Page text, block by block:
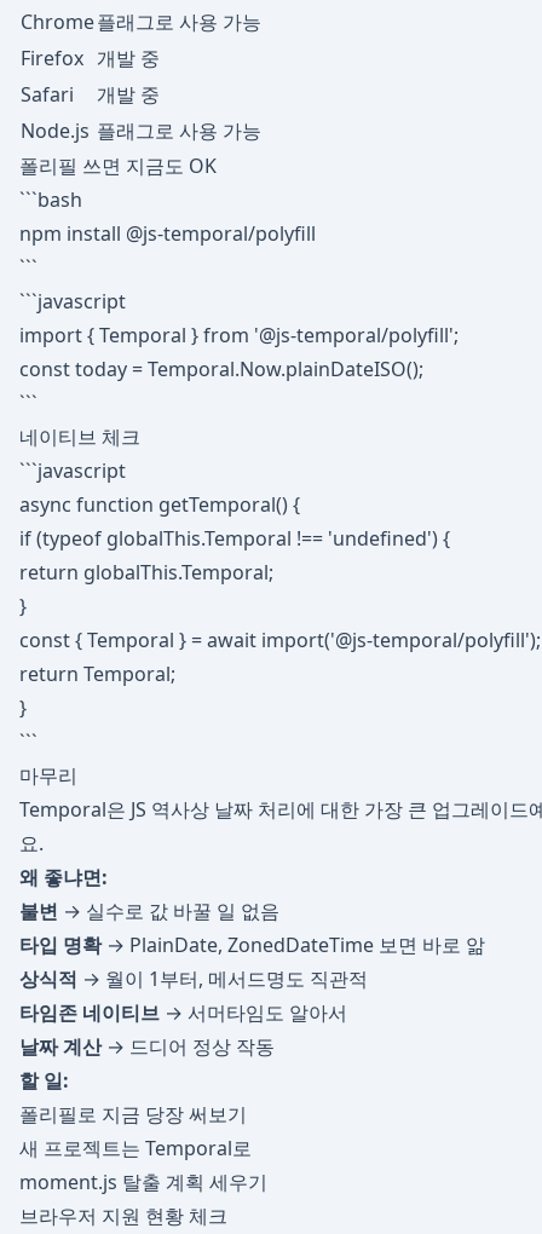
Chrome플래그로 사용 가능
Firefox 개발 중
Safari
개발 중
Node.js 플래그로 사용 가능
폴리필 쓰면 지금도 OK
```bash
npm install @js-temporal/polyfill
```
```javascript
import { Temporal } from '@js-temporal/polyfill';
const today = Temporal.Now.plainDateISO();
```
네이티브 체크
```javascript
async function getTemporal() {
if (typeof globalThis.Temporal !== 'undefined') {
return globalThis.Temporal;
}
const { Temporal } = await import('@js-temporal/polyfill');
return Temporal;
}
```
마무리
Temporal은 JS 역사상 날짜 처리에 대한 가장 큰 업그레이드
요.
왜 좋냐면:
불변 → 실수로 값 바꿀 일 없음
타입 명확→ PlainDate, ZonedDateTime 보면 바로 앎
상식적 → 월이 1부터, 메서드명도 직관적
타임존 네이티브 → 서머타임도 알아서
날짜 계산→ 드디어 정상 작동
할 일:
폴리필로 지금 당장 써보기
새 프로젝트는 Temporal로
moment.js 탈출 계획 세우기
브라우저 지원 현황 체크